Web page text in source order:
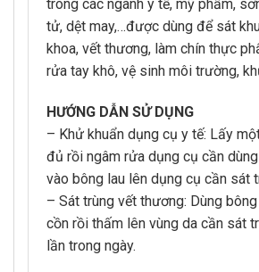
trong các ngành y tế, mỹ phẩm,
tử, dệt may,…được dùng để sát
khoa, vết thương, làm chín thực
rửa tay khô, vệ sinh môi trường,
HƯỚNG DẪN SỬ DỤNG
– Khử khuẩn dụng cụ y tế: Lấy
đủ rồi ngâm rửa dụng cụ cần
vào bông lau lên dụng cụ cần sát
– Sát trùng vết thương: Dùng
cồn rồi thấm lên vùng da cần sát
lần trong ngày.